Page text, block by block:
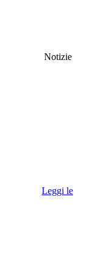
Notizie
Leggi le